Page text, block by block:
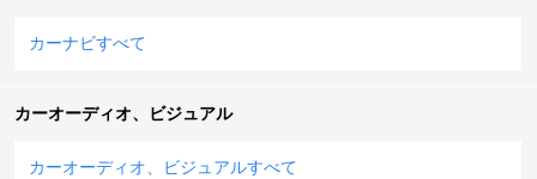
カーナビすべて
カーオーディオ、ビジュアル
カーオーディオ、ビジュアルすべて